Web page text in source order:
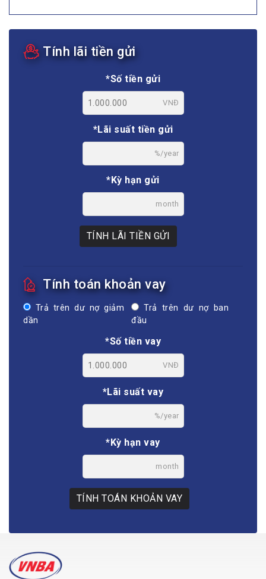
Tính lãi tiền gửi
*Số tiền gửi
VNĐ
*Lãi suất tiền gửi
%/year
*Kỳ hạn gửi
month
TÍNH LÃI TIỀN GỬI
Tính toán khoản vay
Trả trên dư nợ giảm
dần
Trả trên dư nợ ban
đầu
*Số tiền vay
VNĐ
*Lãi suất vay
%/year
*Kỳ hạn vay
month
TÍNH TOÁN KHOẢN VAY